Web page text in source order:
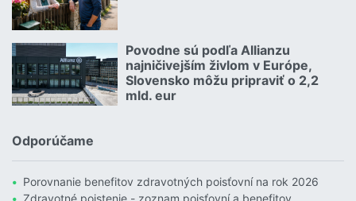
Povodne sú podľa Allianzu
najničivejším živlom v Európe,
Slovensko môžu pripraviť o 2,2
mld. eur
23.07.2026 |
Odporúčame
Porovnanie benefitov zdravotných poisťovní na rok 2026
Zdravotné poistenie - zoznam poisťovní a benefitov